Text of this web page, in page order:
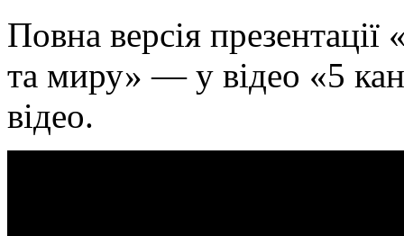
Повна версія
та миру» — у відео «5
відео.